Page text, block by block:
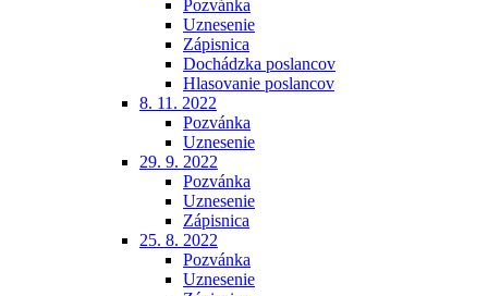
Pozvánka
Uznesenie
Zápisnica
Dochádzka poslancov
Hlasovanie poslancov
8. 11. 2022
Pozvánka
Uznesenie
29. 9. 2022
Pozvánka
Uznesenie
Zápisnica
25. 8. 2022
Pozvánka
Uznesenie